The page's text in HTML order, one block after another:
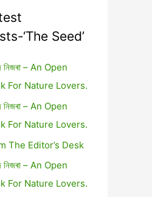
‘The Seed’
নিজৰা – An Open
For Nature Lovers.
নিজৰা – An Open
For Nature Lovers.
The Editor’s Desk
নিজৰা – An Open
For Nature Lovers.